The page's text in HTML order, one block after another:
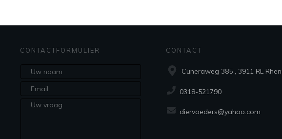
CONTACTFORMULIER CONTACT
Cuneraweg 385 , 3911 RL
0318-521790
diervoeders@yahoo.com